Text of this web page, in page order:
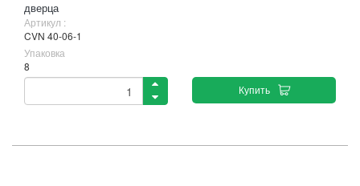
дверца
Артикул :
CVN 40-06-1
Упаковка
8
Купить